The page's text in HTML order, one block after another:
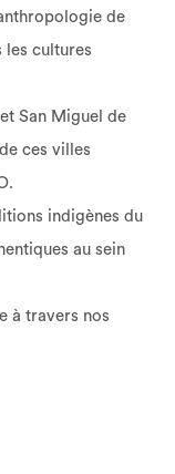
de
les cultures
San Miguel de
ces villes
indigènes du
au sein
à travers nos